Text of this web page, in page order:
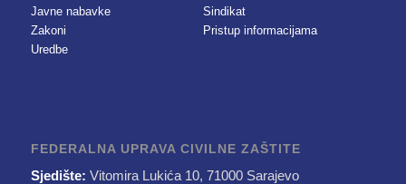
Javne nabavke
Zakoni
Uredbe
Sindikat
Pristup informacijama
FEDERALNA UPRAVA CIVILNE ZAŠTITE
Sjedište: Vitomira Lukića 10, 71000 Sarajevo